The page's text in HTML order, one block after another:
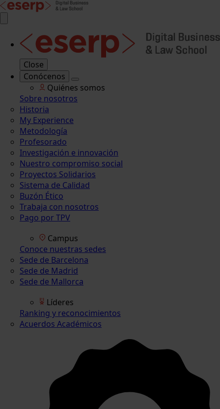
Close
Conócenos
Quiénes somos
Sobre nosotros
Historia
My Experience
Metodología
Profesorado
Investigación e innovación
Nuestro compromiso social
Proyectos Solidarios
Sistema de Calidad
Buzón Ético
Trabaja con nosotros
Pago por TPV
Campus
Conoce nuestras sedes
Sede de Barcelona
Sede de Madrid
Sede de Mallorca
Líderes
Ranking y reconocimientos
Acuerdos Académicos